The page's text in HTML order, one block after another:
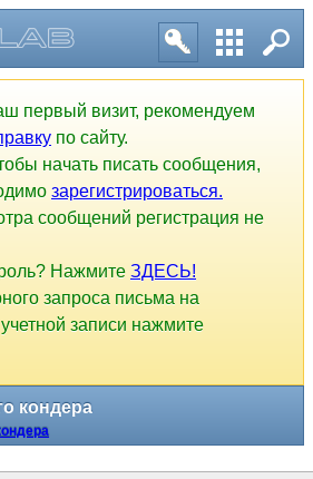
первый визит, рекомендуем
по сайту.
начать писать сообщения,
зарегистрироваться.
сообщений регистрация не
Нажмите ЗДЕСЬ!
запроса письма на
записи нажмите
кондера